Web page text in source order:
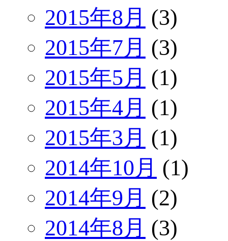
2015年8月 (3)
2015年7月 (3)
2015年5月 (1)
2015年4月 (1)
2015年3月 (1)
2014年10月 (1)
2014年9月 (2)
2014年8月 (3)